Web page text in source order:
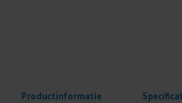
Productinformatie